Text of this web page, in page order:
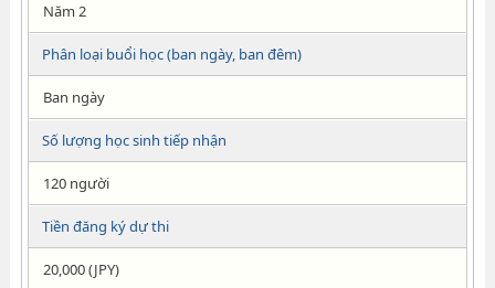
Năm 2
Phân loại buổi học (ban ngày, ban đêm)
Ban ngày
Số lượng học sinh tiếp nhận
120 người
Tiền đăng ký dự thi
20,000 (JPY)